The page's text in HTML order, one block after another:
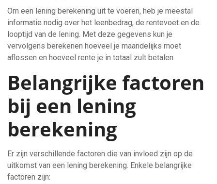
Om een lening berekening uit te voeren, heb je meestal
informatie nodig over het leenbedrag, de rentevoet en de
looptijd van de lening. Met deze gegevens kun je
vervolgens berekenen hoeveel je maandelijks moet
aflossen en hoeveel rente je in totaal zult betalen.
Belangrijke factoren
bij een lening
berekening
Er zijn verschillende factoren die van invloed zijn op de
uitkomst van een lening berekening. Enkele belangrijke
factoren zijn: